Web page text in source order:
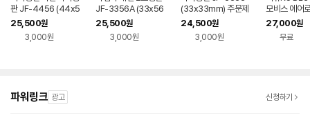
판 JF-4456 (44x5
6mm)
25,500원
3,000원
JF-3356A (33x56
mm) 간이영수증용 사
업자
25,500원
3,000원
(33x33mm) 주문제
작
24,500원
3,000원
모비스 에어
믹 하이브리
1세트
27,000원
무료
파워링크 광고 신청하기